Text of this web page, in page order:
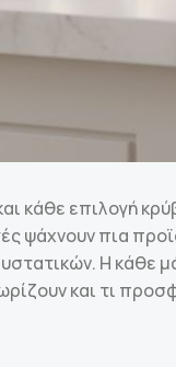
επιλογή
πια
Η κάθε
και τι